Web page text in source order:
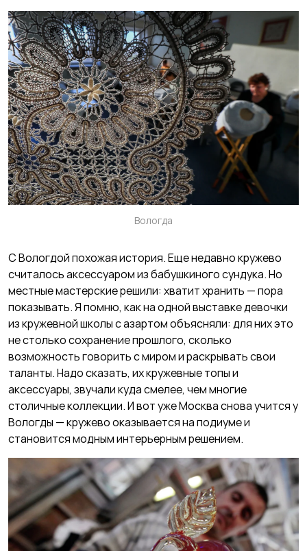
Вологда
С Вологдой похожая история. Еще недавно кружево
считалось аксессуаром из бабушкиного сундука. Но
местные мастерские решили: хватит хранить — пора
показывать. Я помню, как на одной выставке девочки
из кружевной школы с азартом объясняли: для них это
не столько сохранение прошлого, сколько
возможность говорить с миром и раскрывать свои
таланты. Надо сказать, их кружевные топы и
аксессуары, звучали куда смелее, чем многие
столичные коллекции. И вот уже Москва снова учится у
Вологды — кружево оказывается на подиуме и
становится модным интерьерным решением.